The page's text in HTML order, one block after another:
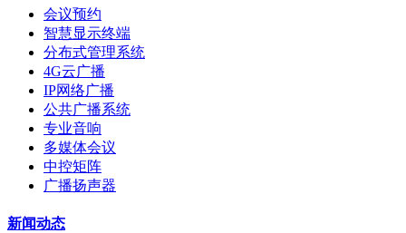
会议预约
智慧显示终端
分布式管理系统
4G云广播
IP网络广播
公共广播系统
专业音响
多媒体会议
中控矩阵
广播扬声器
新闻动态